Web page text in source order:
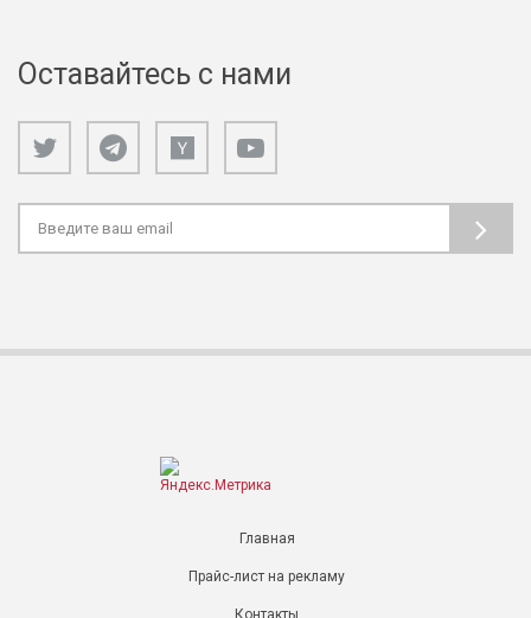
Оставайтесь с нами
Главная
Прайс-лист на рекламу
Контакты